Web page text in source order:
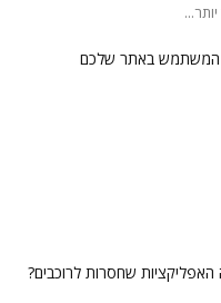
שחסרות לרוכבים?